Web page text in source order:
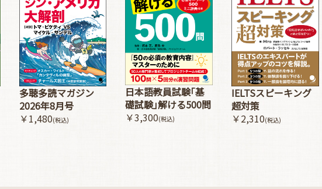
多聴多読マガジン
2026年8月号
￥1,480(税込)
日本語教員試験｢基
礎試験｣解ける500問
￥3,300(税込)
IELTSスピーキング
超対策
￥2,310(税込)